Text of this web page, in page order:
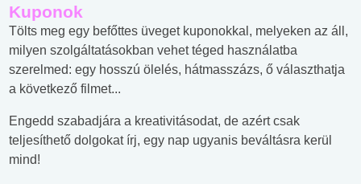
Kuponok
Tölts meg egy befőttes üveget kuponokkal, melyeken az áll,
milyen szolgáltatásokban vehet téged használatba
szerelmed: egy hosszú ölelés, hátmasszázs, ő választhatja
a következő filmet...
Engedd szabadjára a kreativitásodat, de azért csak
teljesíthető dolgokat írj, egy nap ugyanis beváltásra kerül
mind!